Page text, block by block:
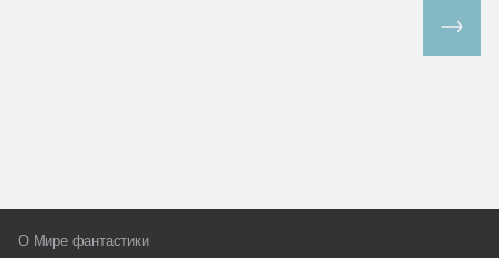
О Мире фантастики